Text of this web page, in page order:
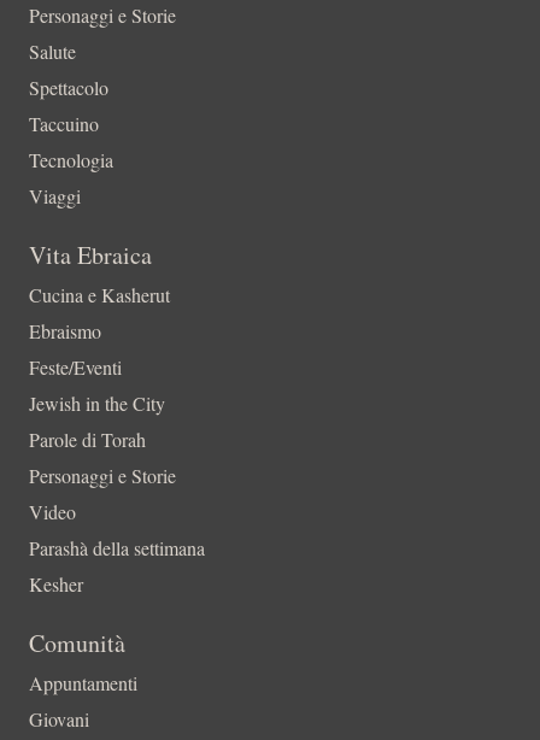
Personaggi e Storie
Salute
Spettacolo
Taccuino
Tecnologia
Viaggi
Vita Ebraica
Cucina e Kasherut
Ebraismo
Feste/Eventi
Jewish in the City
Parole di Torah
Personaggi e Storie
Video
Parashà della settimana
Kesher
Comunità
Appuntamenti
Giovani